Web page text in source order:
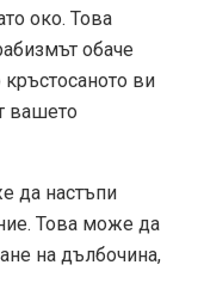
око. Това
обаче
ви
вашето
да настъпи
Това може да
на дълбочина,